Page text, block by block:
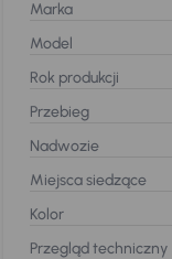
Marka
Model
Rok produkcji
Przebieg
Nadwozie
Miejsca siedzące
Kolor
Przegląd techniczny